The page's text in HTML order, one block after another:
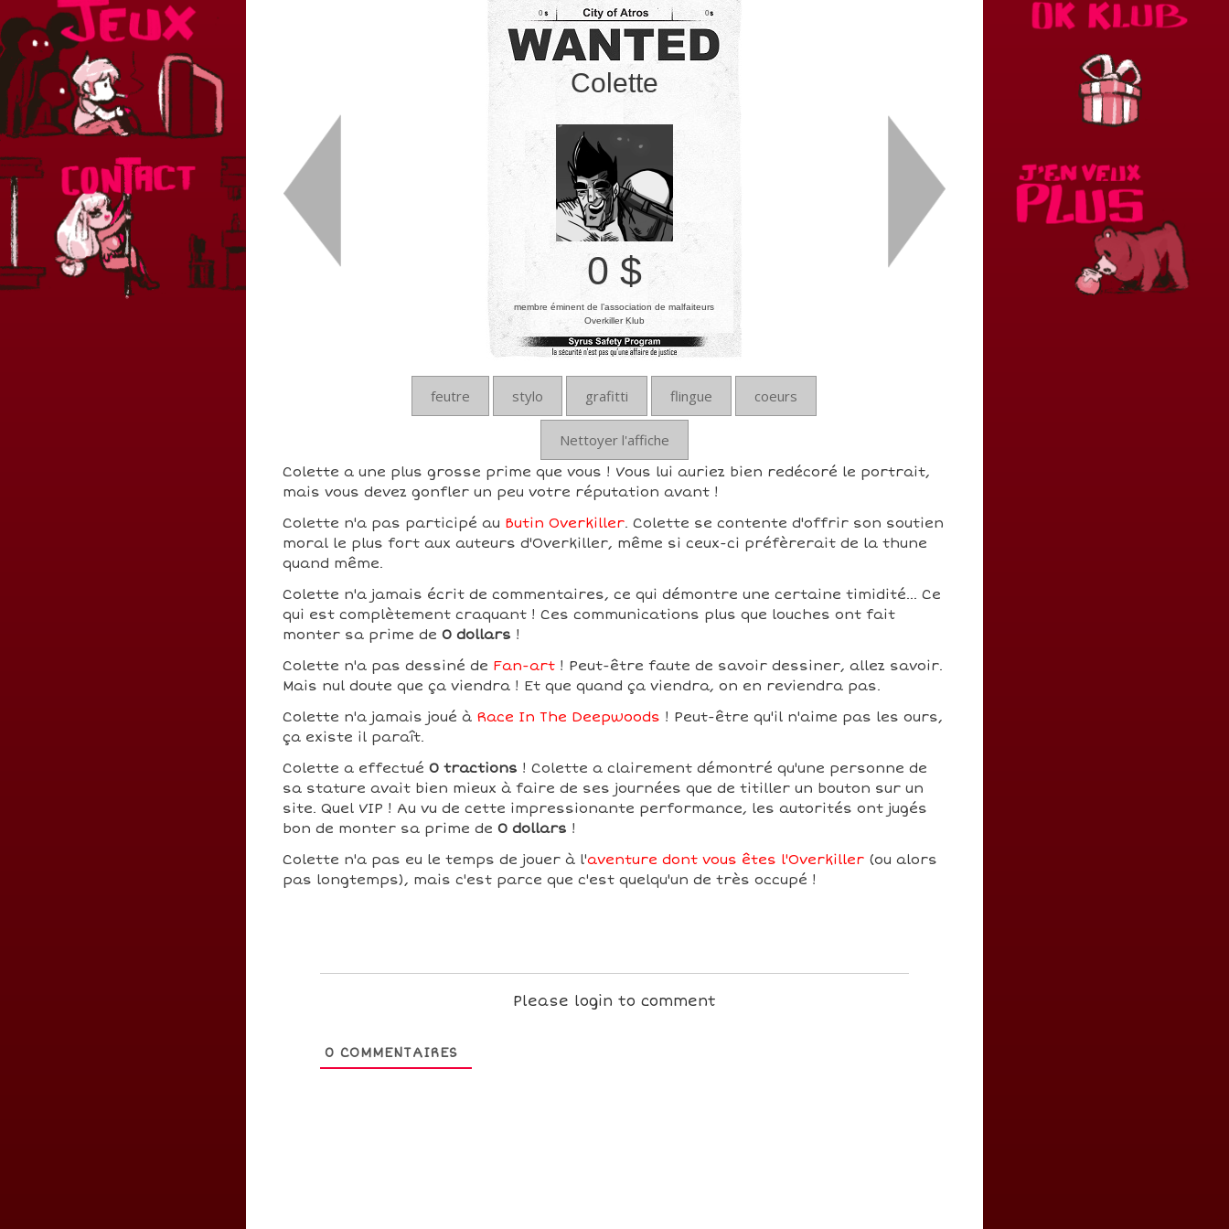
0
Colette
0
0 $
membre éminent de l’association de malfaiteurs
Overkiller Klub
feutre stylo grafitti flingue coeurs
Nettoyer l'affiche
Colette a une plus grosse prime que vous ! Vous lui auriez bien redécoré le portrait,
mais vous devez gonfler un peu votre réputation avant !
Colette n'a pas participé au Butin Overkiller. Colette se contente d'offrir son soutien
moral le plus fort aux auteurs d'Overkiller, même si ceux-ci préfèrerait de la thune
quand même.
Colette n'a jamais écrit de commentaires, ce qui démontre une certaine timidité... Ce
qui est complètement craquant ! Ces communications plus que louches ont fait
monter sa prime de 0 dollars !
Colette n'a pas dessiné de Fan-art! Peut-être faute de savoir dessiner, allez savoir.
Mais nul doute que ça viendra ! Et que quand ça viendra, on en reviendra pas.
Colette n'a jamais joué à Race In The Deepwoods ! Peut-être qu'il n'aime pas les ours,
ça existe il paraît.
Colette a effectué 0 tractions ! Colette a clairement démontré qu'une personne de
sa stature avait bien mieux à faire de ses journées que de titiller un bouton sur un
site. Quel VIP ! Au vu de cette impressionante performance, les autorités ont jugés
bon de monter sa prime de 0 dollars !
Colette n'a pas eu le temps de jouer à l'aventure dont vous êtes l'Overkiller(ou alors
pas longtemps), mais c'est parce que c'est quelqu'un de très occupé !
Please login to comment
0 COMMENTAIRES